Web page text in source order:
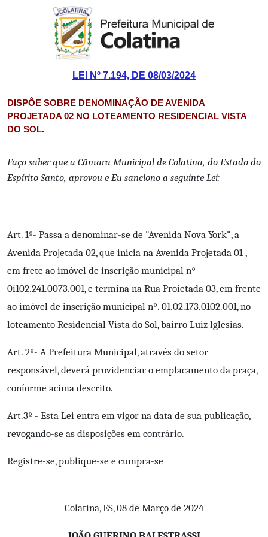
LEI Nº 7.194, DE 08/03/2024
DISPÔE SOBRE DENOMINAÇÃO DE AVENIDA
PROJETADA 02 NO LOTEAMENTO RESIDENCIAL VISTA
DO SOL.
Faço saber que a Câmara Municipal de Colatina, do Estado do
Espírito Santo, aprovou e Eu sanciono a seguinte Lei:
Art. 1º- Passa a denominar-se de "Avenida Nova York", a
Avenida Projetada 02, que inicia na Avenida Projetada 01 ,
em frete ao imóvel de inscrição municipal nº
0í102.241.0073.001, e termina na Rua Proietada 03, em frente
ao imóvel de inscrição municipal nº. 01.02.173.0102.001, no
loteamento Residencial Vista do Sol, bairro Luiz lglesias.
Art. 2º- A Prefeitura Municipal, através do setor
responsável, deverá providenciar o emplacamento da praça,
coníorme acima descrito.
Art.3º - Esta Lei entra em vigor na data de sua publicação,
revogando-se as disposições em contrário.
Registre-se, publique-se e cumpra-se
Colatina, ES, 08 de Março de 2024